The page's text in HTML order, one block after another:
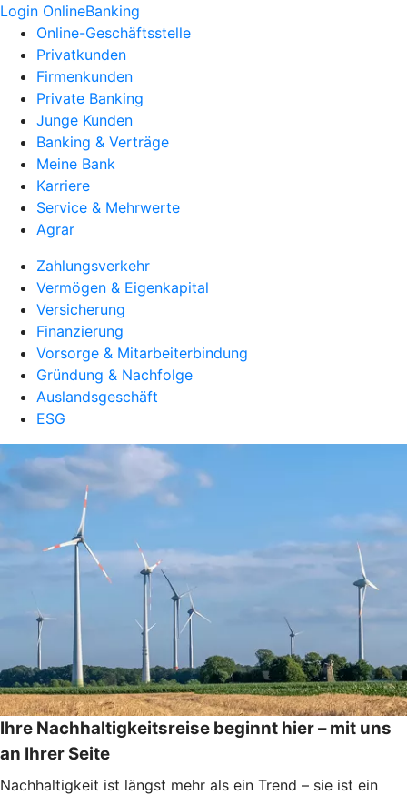
Login OnlineBanking
Online-Geschäftsstelle
Privatkunden
Firmenkunden
Private Banking
Junge Kunden
Banking & Verträge
Meine Bank
Karriere
Service & Mehrwerte
Agrar
Zahlungsverkehr
Vermögen & Eigenkapital
Versicherung
Finanzierung
Vorsorge & Mitarbeiterbindung
Gründung & Nachfolge
Auslandsgeschäft
ESG
Ihre Nachhaltigkeitsreise beginnt hier – mit uns
an Ihrer Seite
Nachhaltigkeit ist längst mehr als ein Trend – sie ist ein